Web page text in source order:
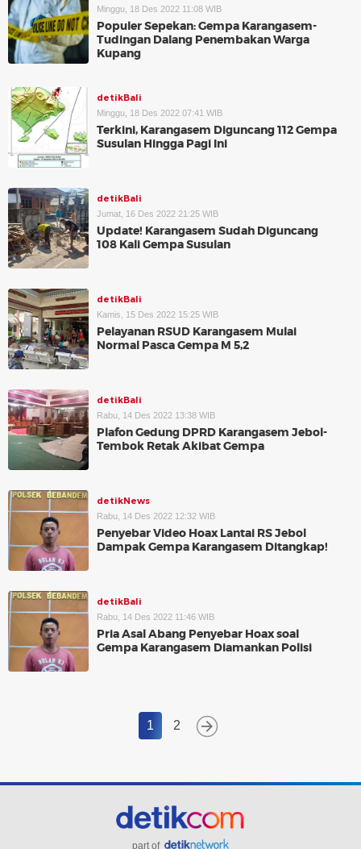
Minggu, 18 Des 2022 11:08 WIB
Populer Sepekan: Gempa Karangasem-
Tudingan Dalang Penembakan Warga
Kupang
detikBali
Minggu, 18 Des 2022 07:41 WIB
Terkini, Karangasem Diguncang 112 Gempa
Susulan Hingga Pagi Ini
detikBali
Jumat, 16 Des 2022 21:25 WIB
Update! Karangasem Sudah Diguncang
108 Kali Gempa Susulan
detikBali
Kamis, 15 Des 2022 15:25 WIB
Pelayanan RSUD Karangasem Mulai
Normal Pasca Gempa M 5,2
detikBali
Rabu, 14 Des 2022 13:38 WIB
Plafon Gedung DPRD Karangasem Jebol-
Tembok Retak Akibat Gempa
detikNews
Rabu, 14 Des 2022 12:32 WIB
Penyebar Video Hoax Lantai RS Jebol
Dampak Gempa Karangasem Ditangkap!
detikBali
Rabu, 14 Des 2022 11:46 WIB
Pria Asal Abang Penyebar Hoax soal
Gempa Karangasem Diamankan Polisi
1 2
part of